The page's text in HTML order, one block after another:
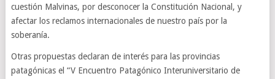
cuestión Malvinas, por desconocer la Constitución Nacional, y
afectar los reclamos internacionales de nuestro país por la
soberanía.
Otras propuestas declaran de interés para las provincias
patagónicas el “V Encuentro Patagónico Interuniversitario de